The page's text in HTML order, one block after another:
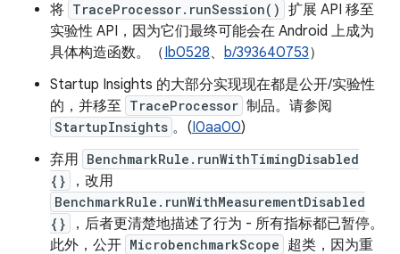
将 TraceProcessor.runSession() 扩展 API 移至
实验性 API，因为它们最终可能会在 Android 上成为
具体构造函数。（Ib0528、 b/393640753）
Startup Insights 的大部分实现现在都是公开/实验性
的，并移至 TraceProcessor 制品。请参阅
StartupInsights 。(I0aa00)
弃用 BenchmarkRule.runWithTimingDisabled
{}
，改用
BenchmarkRule.runWithMeasurementDisabled
{}
，后者更清楚地描述了行为 - 所有指标都已暂停。
此外，公开 MicrobenchmarkScope 超类，因为重